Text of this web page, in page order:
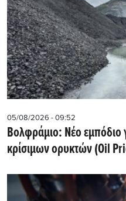
05/08/2026 - 09:52
Βολφράμιο: Νέο εμπόδιο
κρίσιμων ορυκτών (Oil